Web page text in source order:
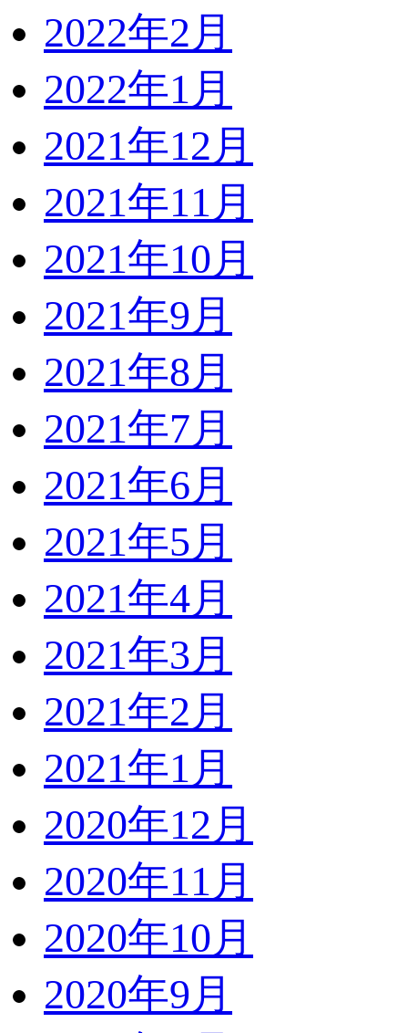
2022年2月
2022年1月
2021年12月
2021年11月
2021年10月
2021年9月
2021年8月
2021年7月
2021年6月
2021年5月
2021年4月
2021年3月
2021年2月
2021年1月
2020年12月
2020年11月
2020年10月
2020年9月